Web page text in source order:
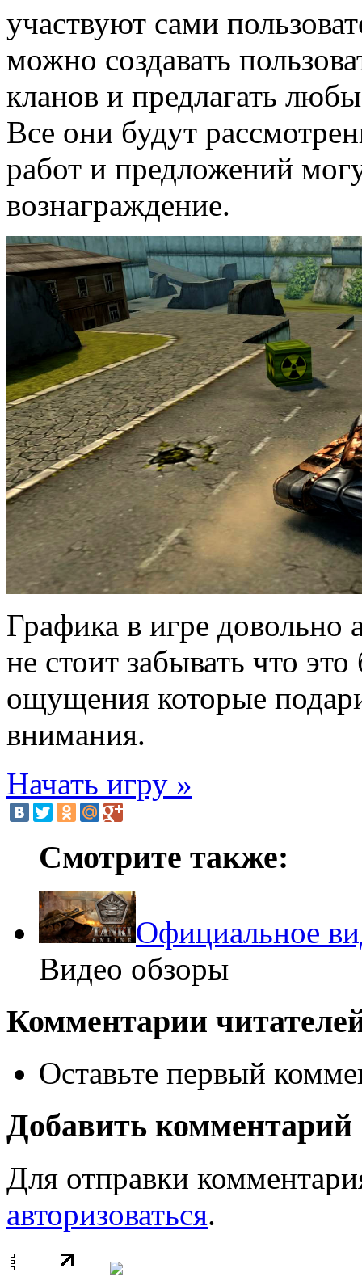
участвуют сами
можно создавать
кланов и предлагать
Все они будут
работ и предложений
вознаграждение.
Графика в игре довольно
не стоит забывать что
ощущения которые
внимания.
Начать игру »
Смотрите также:
Официальное
Видео обзоры
Комментарии
Оставьте первый
Добавить комментарий
Для отправки
авторизоваться.